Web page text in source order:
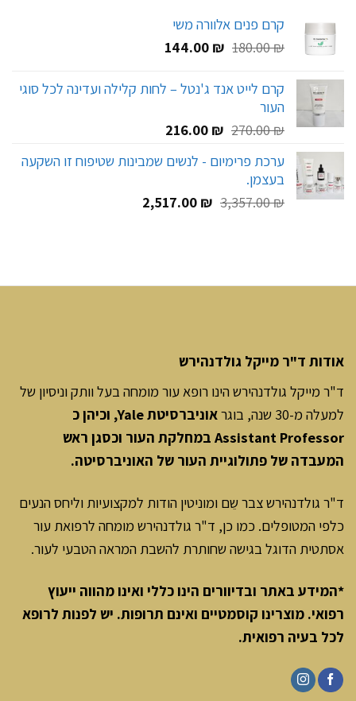
קרם פנים אלוורה משי
180.00₪
המחיר
היה:
144.00 ₪
המחיר
הוא:
קרם לייט אנד ג'נטל – לחות קלילה ועדינה לכל סוגי
העור
270.00₪
המחיר
היה:
216.00 ₪
המחיר
הוא:
ערכת פרימיום - לנשים שמבינות שטיפוח זו השקעה
בעצמן.
3,357.00₪
המחיר2,517.00 ₪
המחיר
אודות ד"ר מייקל גולדנהירש
ד"ר מייקל גולדנהירש הינו רופא עור מומחה בעל וותק וניסיון של
למעלה מ-30 שנה, בוגר
אוניברסיטת Yale, וכיהן כ
Assistant Professor במחלקת העור וכסגן ראש
המעבדה של פתולוגיית העור של האוניברסיטה.
ד"ר גולדנהירש צבר שֵם ומוניטין הודות למקצועיות וליחס הנעים
כלפי המטופלים. כמו כן, ד"ר גולדנהירש מומחה לרפואת עור
אסתטית הדוגל בגישה שחותרת להשבת המראה הטבעי לעור.
*המידע באתר ובדיוורים הינו כללי ואינו מהווה ייעוץ
רפואי. מוצרינו קוסמטיים ואינם תרופות. יש לפנות לרופא
לכל בעיה רפואית.